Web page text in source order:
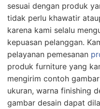
sesuai dengan produk
tidak perlu khawatir
karena kami selalu
kepuasan pelanggan.
pelayanan pemesanan
produk furniture yang
mengirim contoh
ukuran, warna finishing
gambar desain dapat